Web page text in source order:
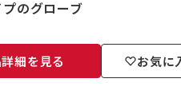
のグローブ
細を見る お気に